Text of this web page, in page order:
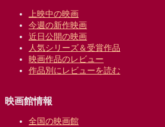
上映中の映画
今週の新作映画
近日公開の映画
人気シリーズ＆受賞作品
映画作品のレビュー
作品別にレビューを読む
映画館情報
全国の映画館